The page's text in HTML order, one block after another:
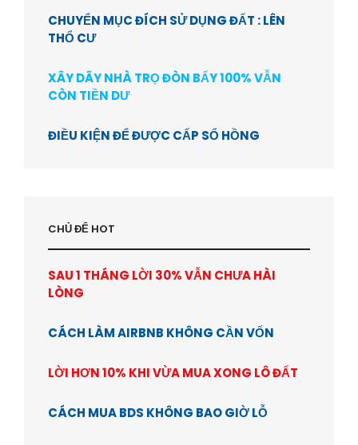
CHUYỂN MỤC ĐÍCH SỬ DỤNG ĐẤT : LÊN
THỔ CƯ
XÂY DÃY NHÀ TRỌ ĐÒN BẨY 100% VẪN
CÒN TIỀN DƯ
ĐIỀU KIỆN ĐỂ ĐƯỢC CẤP SỔ HỒNG
CHỦ ĐỂ HOT
SAU 1 THÁNG LỜI 30% VẪN CHƯA HÀI
LÒNG
CÁCH LÀM AIRBNB KHÔNG CẦN VỐN
LỜI HƠN 10% KHI VỪA MUA XONG LÔ ĐẤT
CÁCH MUA BDS KHÔNG BAO GIỜ LỖ